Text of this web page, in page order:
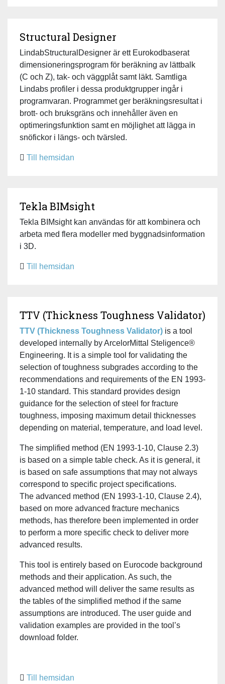
Structural Designer
LindabStructuralDesigner är ett Eurokodbaserat
dimensioneringsprogram för beräkning av lättbalk
(C och Z), tak- och väggplåt samt läkt. Samtliga
Lindabs profiler i dessa produktgrupper ingår i
programvaran. Programmet ger beräkningsresultat i
brott- och bruksgräns och innehåller även en
optimeringsfunktion samt en möjlighet att lägga in
snöfickor i längs- och tvärsled.
Till hemsidan
Tekla BIMsight
Tekla BIMsight kan användas för att kombinera och
arbeta med flera modeller med byggnadsinformation
i 3D.
Till hemsidan
TTV (Thickness Toughness Validator)
TTV (Thickness Toughness Validator) is a tool
developed internally by ArcelorMittal Steligence®
Engineering. It is a simple tool for validating the
selection of toughness subgrades according to the
recommendations and requirements of the EN 1993-
1-10 standard. This standard provides design
guidance for the selection of steel for fracture
toughness, imposing maximum detail thicknesses
depending on material, temperature, and load level.
The simplified method (EN 1993-1-10, Clause 2.3)
is based on a simple table check. As it is general, it
is based on safe assumptions that may not always
correspond to specific project specifications.
The advanced method (EN 1993-1-10, Clause 2.4),
based on more advanced fracture mechanics
methods, has therefore been implemented in order
to perform a more specific check to deliver more
advanced results.
This tool is entirely based on Eurocode background
methods and their application. As such, the
advanced method will deliver the same results as
the tables of the simplified method if the same
assumptions are introduced. The user guide and
validation examples are provided in the tool’s
download folder.
Till hemsidan